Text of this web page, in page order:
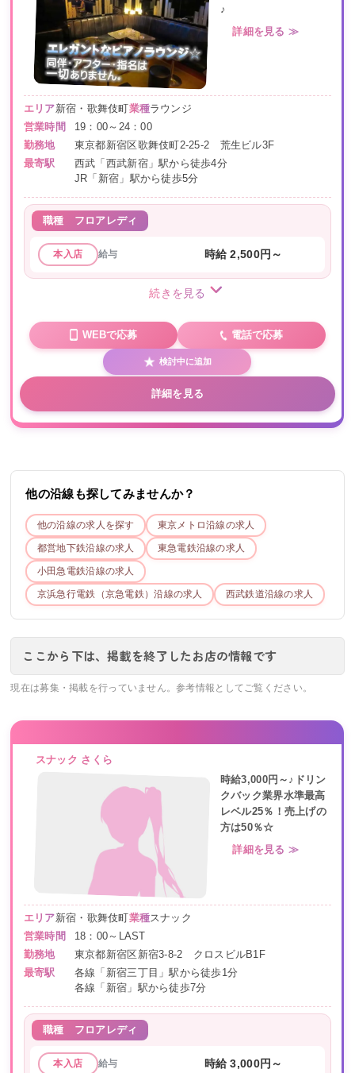
♪
詳細を見る ≫
エリア新宿・歌舞伎町業種ラウンジ
営業時間
19：00～24：00
勤務地
東京都新宿区歌舞伎町2-25-2 荒生ビル3F
最寄駅
西武「西武新宿」駅から徒歩4分
JR「新宿」駅から徒歩5分
職種 フロアレディ
本入店 給与 時給 2,500円～
続きを見る
WEBで応募 電話で応募
検討中に追加
詳細を見る
他の沿線も探してみませんか？
他の沿線の求人を探す 東京メトロ沿線の求人
都営地下鉄沿線の求人 東急電鉄沿線の求人
小田急電鉄沿線の求人
京浜急行電鉄（京急電鉄）沿線の求人 西武鉄道沿線の求人
ここから下は、掲載を終了したお店の情報です
現在は募集・掲載を行っていません。参考情報としてご覧ください。
スナック さくら
時給3,000円～♪ドリン
クバック業界水準最高
レベル25％！売上げの
方は50％☆
詳細を見る ≫
エリア新宿・歌舞伎町業種スナック
営業時間
18：00～LAST
勤務地
東京都新宿区新宿3-8-2 クロスビルB1F
最寄駅
各線「新宿三丁目」駅から徒歩1分
各線「新宿」駅から徒歩7分
職種 フロアレディ
本入店 給与 時給 3,000円～